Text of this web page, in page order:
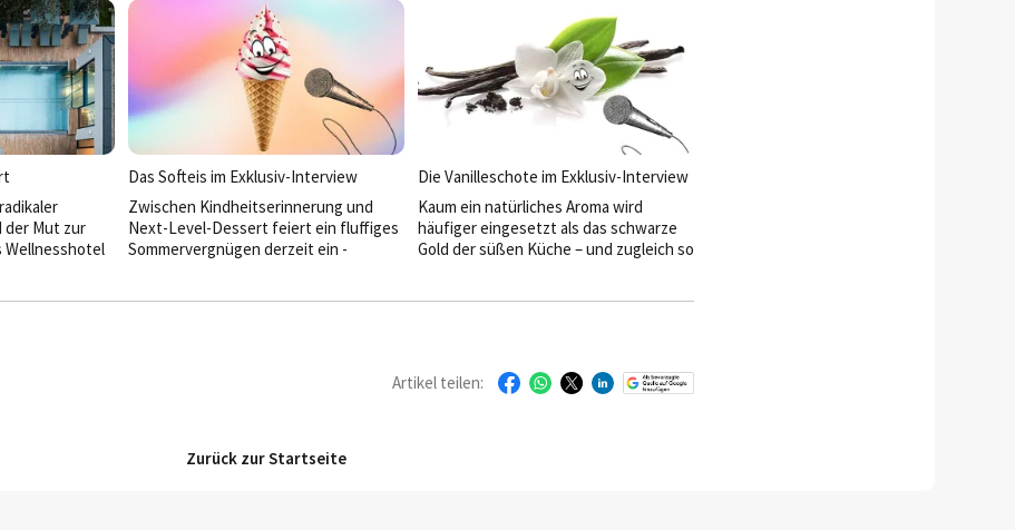
Hotel & Restaurant in Andernach ist
vieles zugleich – Boutiquehotel,
Designobjekt und kulinarischer
Sehnsuchtsort. Seit knapp einem Jahr
führen Phillip und Maximilian Doetsch
das Haus – und treiben die Entwicklung
des gesamten Areals rund um das PURS
­konsequent weiter voran.
erobert sie nun auch die Musikwelt.
Warum sie immer wieder Neues
ausprobiert, was sie an ihrem aktuellen
Kinofilm begeistert und welche Rolle
Freundlichkeit für sie in Hotels und
Restaurants spielt, verrät sie im
der Mut zur
Wellnesshotel
Das Softeis im Exklusiv-Interview
Zwischen Kindheitserinnerung und
Next-Level-Dessert feiert ein fluffiges
Sommervergnügen derzeit ein ­
Die ­Vanilleschote im Exklusiv-Interview
Kaum ein natürliches Aroma wird
häufiger eingesetzt als das schwarze
Gold der süßen Küche – und zugleich so
Artikel teilen:
Zurück zur Startseite